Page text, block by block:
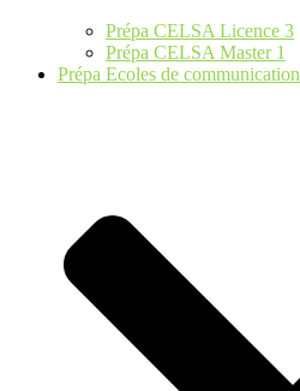
Prépa CELSA Licence 3
Prépa CELSA Master 1
Prépa Ecoles de communication